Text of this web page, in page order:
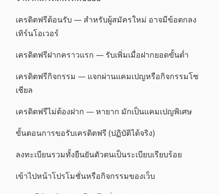
เครดิตฟรีต้อนรับ — สำหรับผู้สมัครใหม่ อาจมีข้อตกลง
เทิร์นโอเวอร์
เครดิตฟรีฝากคราวแรก — รับเพิ่มเมื่อฝากยอดขั้นต่ำ
เครดิตฟรีกิจกรรม — แจกผ่านแคมเปญหรือกิจกรรมโซ
เชียล
เครดิตฟรีไม่ต้องฝาก — หายาก มักเป็นแคมเปญพิเศษ
ขั้นตอนการขอรับเครดิตฟรี (ปฏิบัติได้จริง)
ลงทะเบียนรวมทั้งยืนยันตัวตนเป็นระเบียบเรียบร้อย
เข้าไปหน้าโปรโมชั่นหรือกิจกรรมของเว็บ